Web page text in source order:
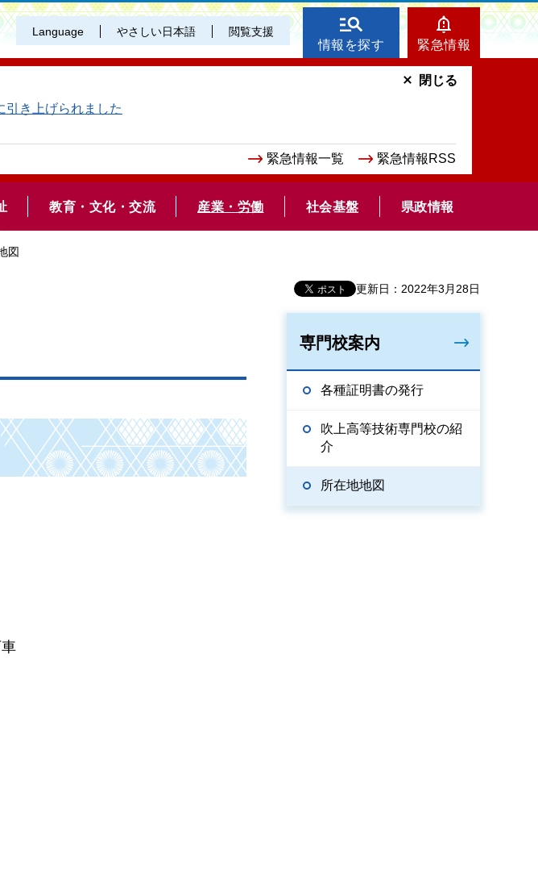
Language やさしい日本語 閲覧支援
情報を探す 緊急情報
引き上げられました
緊急情報一覧 緊急情報RSS
閉じる
教育・文化・交流 産業・労働 社会基盤 県政情報
図
更新日：2022年3月28日
専門校案内
各種証明書の発行
吹上高等技術専門校の紹
介
所在地地図